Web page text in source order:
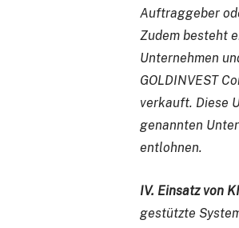
Auftraggeber
Zudem besteht
Unternehmen
GOLDINVEST
verkauft. Diese
genannten
entlohnen.
IV. Einsatz von
gestützte